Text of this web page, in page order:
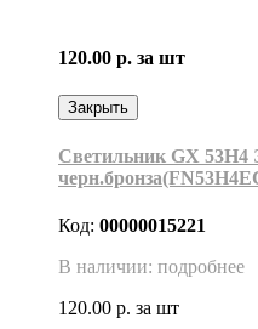
120.00 р. за шт
Закрыть
Светильник GX 53H4
Код: 00000015221
В наличии: подробнее
120.00 р. за шт